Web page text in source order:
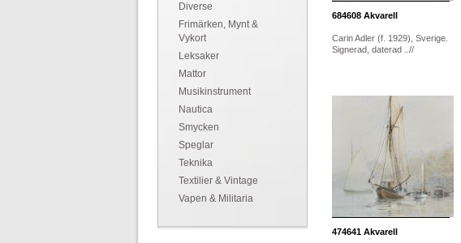
Diverse
Frimärken, Mynt &
Vykort
Leksaker
Mattor
Musikinstrument
Nautica
Smycken
Speglar
Teknika
Textilier & Vintage
Vapen & Militaria
684608Akvarell
Carin Adler (f. 1929), Sverige.
Signerad, daterad ..//
474641Akvarell